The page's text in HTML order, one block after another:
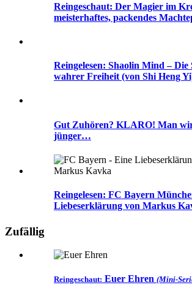
Reingeschaut: Der Magier im
meisterhaftes, packendes
Reingelesen: Shaolin Mind – Die
wahrer Freiheit (von Shi Heng
Gut Zuhören? KLARO! Man
jünger…
Reingelesen: FC Bayern
Liebeserklärung von Markus
Zufällig
Reingeschaut: Euer Ehren (Mini-